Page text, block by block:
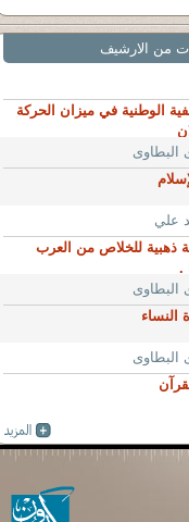
من الارشيف
الوطنية في ميزان الحركة
البطاوى
علي
للخلاص من العرب
.
البطاوى
النساء
البطاوى